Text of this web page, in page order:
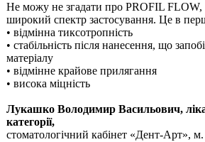
Не можу не згадати про PROFIL FLOW,
широкий спектр застосування. Це в
• відмінна тиксотропність
• стабільність після нанесення, що
матеріалу
• відмінне крайове прилягання
• висока міцність
Лукашко Володимир Васильович,
категорії,
стоматологічний кабінет «Дент-Арт», м.